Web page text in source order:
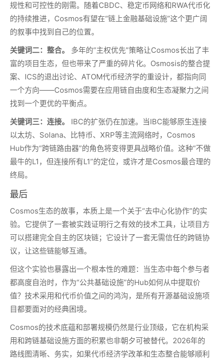
规性和可控性的刚需。随着CBDC、稳定币网络和RWA代币化
的持续推进，Cosmos有望在“链上金融基础设施”这个更广阔
的叙事中找到自己的位置。
关键词二：整合。
多年的“主权优先”策略让Cosmos长出了丰
富的项目生态，但也带来了严重的碎片化。Osmosis的整合提
案、ICS的退出讨论、ATOM代币经济学的重设计，都指向同
一个方向——Cosmos需要在应用链自由度和生态凝聚力之间
找到一个更优的平衡点。
关键词三：连接。
IBC的扩张仍在加速。当IBC能够原生连接
以太坊、Solana、比特币、XRP等主流网络时，Cosmos
Hub作为“跨链路由器”的角色将变得更具战略价值。这种“不做
最牛的L1，但连接所有L1”的定位，或许才是Cosmos最合理的
终局。
最后
Cosmos生态的故事，本质上是一个关于“去中心化协作”的实
验。它提供了一套被实践证明行之有效的技术工具，让项目方
可以搭建完全自主的区块链；它设计了一套无需信任的跨链协
议，让这些链能够互通。
但这个实验也暴露出一个根本性的难题：当生态中每个参与者
都高度自治时，作为“公共基础设施”的Hub如何从中提取价
值？技术采用和代币价值之间的鸿沟，是所有开源基础设施项
目都要面对的经典困境。
Cosmos的技术底蕴和部署规模仍然是行业顶级，它在机构采
用和跨链基础设施方面的积累也非朝夕可被替代。2026年的
路线图清晰、务实，如果代币经济学改革和生态整合能够顺利